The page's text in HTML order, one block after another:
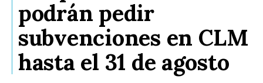
podrán pedir
subvenciones en CLM
hasta el 31 de agosto